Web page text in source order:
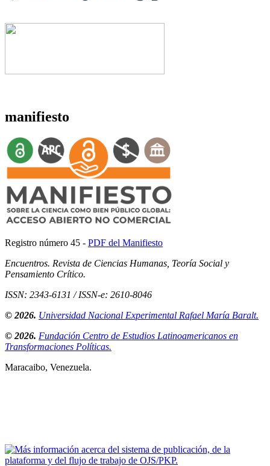
manifiesto
Registro número 45 - PDF del Manifiesto
Encuentros. Revista de Ciencias Humanas, Teoría Social y
Pensamiento Crítico.
ISSN: 2343-6131 / ISSN-e: 2610-8046
© 2026. Universidad Nacional Experimental Rafael María Baralt.
© 2026. Fundación Centro de Estudios Latinoamericanos en
Transformaciones Políticas.
Maracaibo, Venezuela.